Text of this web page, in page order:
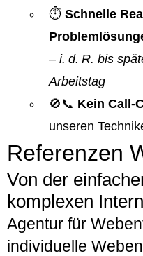
⏱️ Schnelle
– i. d. R. bis
Arbeitstag
🚫📞 Kein Call-
unseren
Referenzen
Von der
komplexen
Agentur für
individuelle